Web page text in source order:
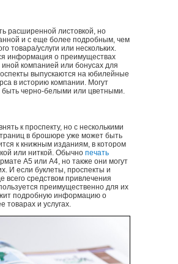
расширенной листовкой, но
и с еще более подробным, чем
товара/услуги или нескольких.
информация о преимуществах
иной компанией или бонусах для
выпускаются на юбилейные
в историю компании. Могут
быть черно-белыми или цветными.
к проспекту, но с несколькими
в брошюре уже может быть
к книжным изданиям, в котором
или ниткой. Обычно печать
А5 или А4, но также они могут
И если буклеты, проспекты и
всего средством привлечения
преимущественно для их
подробную информацию о
товарах и услугах.